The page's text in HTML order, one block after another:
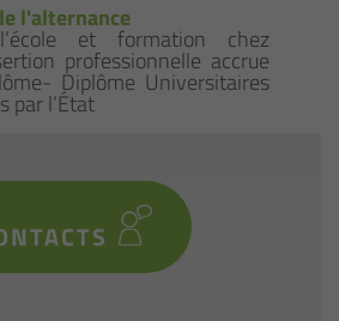
l'alternance
et formation chez
professionnelle accrue
Diplôme Universitaires
par l’État